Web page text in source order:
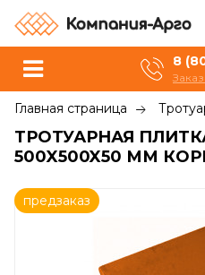
8
Главная страница
ТРОТУАРНАЯ
500X500X50 ММ
предзаказ